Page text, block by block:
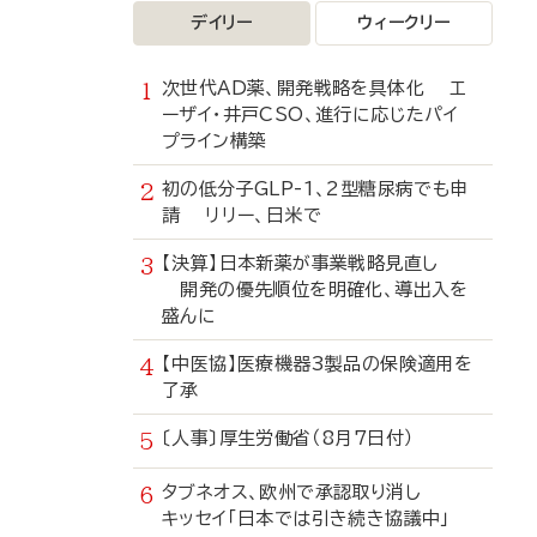
デイリー ウィークリー
次世代AD薬、開発戦略を具体化 エ
ーザイ・井戸CSO、進行に応じたパイ
プライン構築
初の低分子GLP-1、2型糖尿病でも申
請 リリー、日米で
【決算】日本新薬が事業戦略見直し
開発の優先順位を明確化、導出入を
盛んに
【中医協】医療機器3製品の保険適用を
了承
〔人事〕厚生労働省（8月7日付）
タブネオス、欧州で承認取り消し
キッセイ「日本では引き続き協議中」